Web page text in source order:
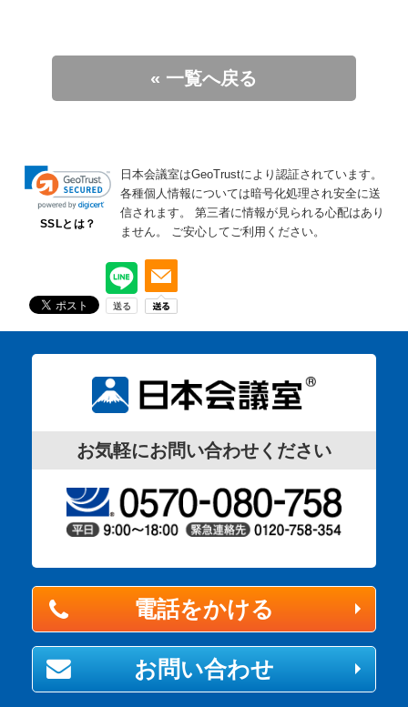
« 一覧へ戻る
SSLとは？
日本会議室はGeoTrustにより認証されています。
各種個人情報については暗号化処理され安全に送
信されます。
第三者に情報が見られる心配はあり
ません。
ご安心してご利用ください。
お気軽にお問い合わせください
電話をかける
お問い合わせ